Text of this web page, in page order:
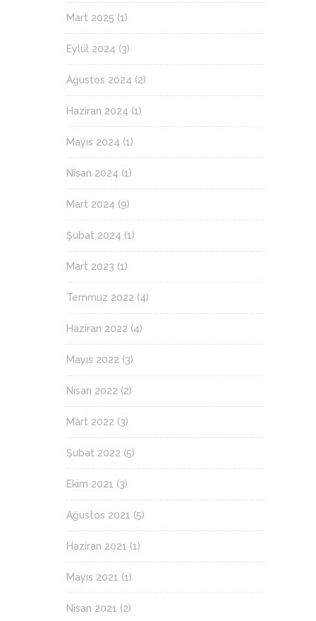
Mart 2025 (1)
Eylül 2024 (3)
Ağustos 2024 (2)
Haziran 2024 (1)
Mayıs 2024 (1)
Nisan 2024 (1)
Mart 2024 (9)
Şubat 2024 (1)
Mart 2023 (1)
Temmuz 2022 (4)
Haziran 2022 (4)
Mayıs 2022 (3)
Nisan 2022 (2)
Mart 2022 (3)
Şubat 2022 (5)
Ekim 2021 (3)
Ağustos 2021 (5)
Haziran 2021 (1)
Mayıs 2021 (1)
Nisan 2021 (2)